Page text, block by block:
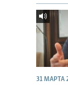
31 МАРТА